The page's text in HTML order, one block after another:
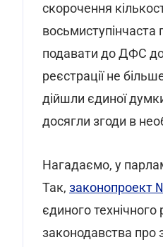
скорочення
подавати до ДФС
реєстрації не
дійшли єдиної
досягли згоди в
Нагадаємо, у
Так, законопроект
єдиного
законодавства про